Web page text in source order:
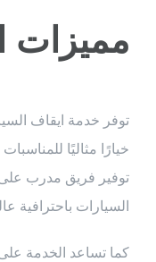
مميزات
توفر خدمة ايقاف
خيارًا مثاليًا
توفير فريق مدرب
السيارات باحترافية
كما تساعد الخدمة